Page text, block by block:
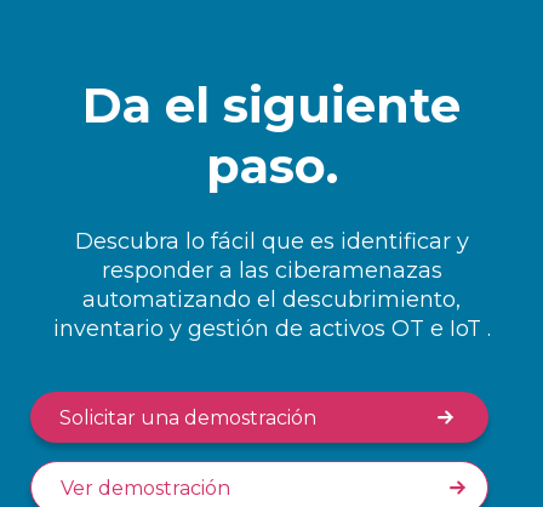
Da el siguiente
paso.
Descubra lo fácil que es identificar y
responder a las ciberamenazas
automatizando el descubrimiento,
inventario y gestión de activos OT e IoT .
Solicitar una demostración
Ver demostración